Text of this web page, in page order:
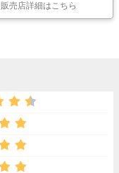
販売店詳細はこちら